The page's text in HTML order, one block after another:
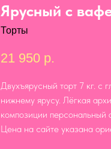
Ярусный с
Торты
21 950 р.
Двухъярусный торт 7 кг. с
нижнему ярусу. Лёгкая
композиции персональный
Цена на сайте указана